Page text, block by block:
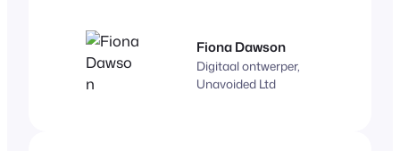
Fiona Dawson
Digitaal ontwerper,
Unavoided Ltd